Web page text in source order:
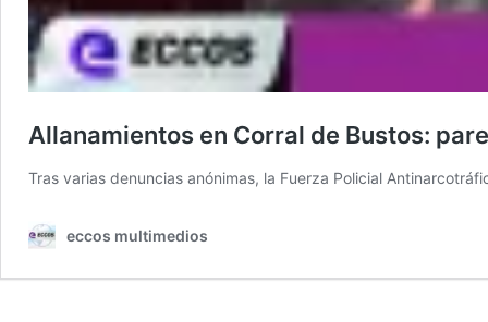
Allanamientos en Corral de Bustos:
Tras varias denuncias anónimas, la Fuerza Policial
eccos multimedios